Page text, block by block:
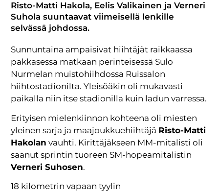
Risto-Matti Hakola, Eelis Valikainen ja Verneri
Suhola suuntaavat viimeisellä lenkille
selvässä johdossa.
Sunnuntaina ampaisivat hiihtäjät raikkaassa
pakkasessa matkaan perinteisessä Sulo
Nurmelan muistohiihdossa Ruissalon
hiihtostadionilta. Yleisöäkin oli mukavasti
paikalla niin itse stadionilla kuin ladun varressa.
Erityisen mielenkiinnon kohteena oli miesten
yleinen sarja ja maajoukkuehiihtäjä Risto-Matti
Hakolan vauhti. Kirittäjäkseen MM-mitalisti oli
saanut sprintin tuoreen SM-hopeamitalistin
Verneri Suhosen.
18 kilometrin vapaan tyylin